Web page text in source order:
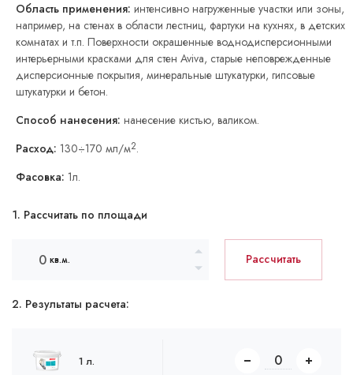
Область применения: интенсивно нагруженные участки или зоны,
например, на стенах в области лестниц, фартуки на кухнях, в детских
комнатах и т.п. Поверхности окрашенные воднодисперсионными
интерьерными красками для стен Aviva, старые неповрежденные
дисперсионные покрытия, минеральные штукатурки, гипсовые
штукатурки и бетон.
Способ нанесения: нанесение кистью, валиком.
Расход: 130÷170 мл/м2.
Фасовка: 1л.
1. Рассчитать по площади
кв.м. Рассчитать
2. Результаты расчета:
1 л.